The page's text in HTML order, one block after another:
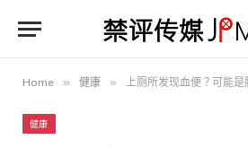
Home » 健康 » 上厕所发现血便？可能是肠道
健康